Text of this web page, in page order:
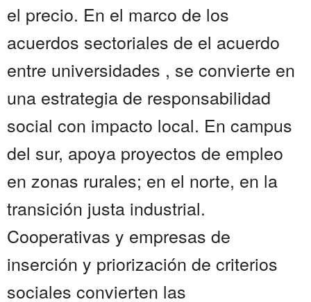
el precio. En el marco de los
acuerdos sectoriales de el acuerdo
entre universidades , se convierte en
una estrategia de responsabilidad
social con impacto local. En campus
del sur, apoya proyectos de empleo
en zonas rurales; en el norte, en la
transición justa industrial.
Cooperativas y empresas de
inserción y priorización de criterios
sociales convierten las